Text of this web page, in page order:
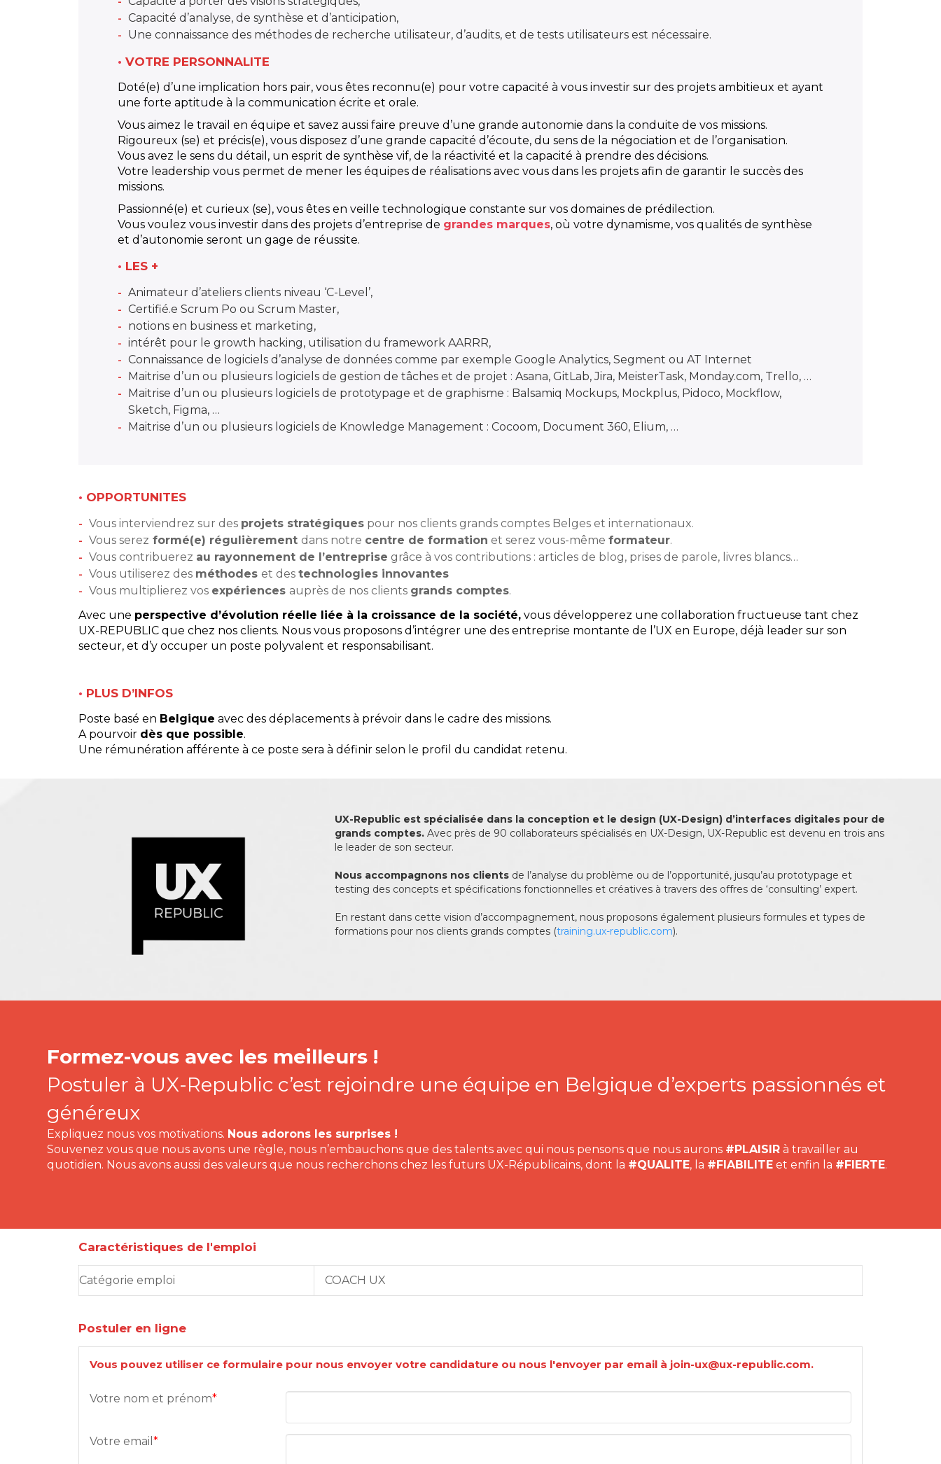
Capacité d’analyse, de synthèse et d’anticipation,
Une connaissance des méthodes de recherche utilisateur, d’audits, et de tests utilisateurs est nécessaire.
• VOTRE PERSONNALITE
Doté(e) d’une implication hors pair, vous êtes reconnu(e) pour votre capacité à vous investir sur des projets ambitieux et ayant
une forte aptitude à la communication écrite et orale.
Vous aimez le travail en équipe et savez aussi faire preuve d’une grande autonomie dans la conduite de vos missions.
Rigoureux (se) et précis(e), vous disposez d’une grande capacité d’écoute, du sens de la négociation et de l’organisation.
Vous avez le sens du détail, un esprit de synthèse vif, de la réactivité et la capacité à prendre des décisions.
Votre leadership vous permet de mener les équipes de réalisations avec vous dans les projets afin de garantir le succès des
missions.
Passionné(e) et curieux (se), vous êtes en veille technologique constante sur vos domaines de prédilection.
Vous voulez vous investir dans des projets d’entreprise de grandes marques, où votre dynamisme, vos qualités de synthèse
et d’autonomie seront un gage de réussite.
• LES +
Animateur d’ateliers clients niveau ‘C-Level’,
Certifié.e Scrum Po ou Scrum Master,
notions en business et marketing,
intérêt pour le growth hacking, utilisation du framework AARRR,
Connaissance de logiciels d’analyse de données comme par exemple Google Analytics, Segment ou AT Internet
Maitrise d’un ou plusieurs logiciels de gestion de tâches et de projet : Asana, GitLab, Jira, MeisterTask, Monday.com, Trello, …
Maitrise d’un ou plusieurs logiciels de prototypage et de graphisme : Balsamiq Mockups, Mockplus, Pidoco, Mockflow,
Sketch, Figma, …
Maitrise d’un ou plusieurs logiciels de Knowledge Management : Cocoom, Document 360, Elium, …
• OPPORTUNITES
Vous interviendrez sur des projets stratégiques pour nos clients grands comptes Belges et internationaux.
Vous serez formé(e) régulièrement dans notre centre de formation et serez vous-même formateur.
Vous contribuerez au rayonnement de l’entreprise grâce à vos contributions : articles de blog, prises de parole, livres blancs…
Vous utiliserez des méthodes et des technologies innovantes
Vous multiplierez vos expériences auprès de nos clients grands comptes.
Avec une perspective d’évolution réelle liée à la croissance de la société, vous développerez une collaboration fructueuse tant chez
UX-REPUBLIC que chez nos clients. Nous vous proposons d’intégrer une des entreprise montante de l’UX en Europe, déjà leader sur son
secteur, et d’y occuper un poste polyvalent et responsabilisant.
• PLUS D’INFOS
Poste basé en Belgique avec des déplacements à prévoir dans le cadre des missions.
A pourvoir dès que possible.
Une rémunération afférente à ce poste sera à définir selon le profil du candidat retenu.
UX-Republic est spécialisée dans la conception et le design (UX-Design) d’interfaces digitales pour de
grands comptes. Avec près de 90 collaborateurs spécialisés en UX-Design, UX-Republic est devenu en trois ans
le leader de son secteur.
Nous accompagnons nos clients de l’analyse du problème ou de l’opportunité, jusqu’au prototypage et
testing des concepts et spécifications fonctionnelles et créatives à travers des offres de ‘consulting’ expert.
En restant dans cette vision d’accompagnement, nous proposons également plusieurs formules et types de
formations pour nos clients grands comptes (training.ux-republic.com).
Formez-vous avec les meilleurs !
Postuler à UX-Republic c’est rejoindre une équipe en Belgique d’experts passionnés et
généreux
Expliquez nous vos motivations. Nous adorons les surprises !
Souvenez vous que nous avons une règle, nous n’embauchons que des talents avec qui nous pensons que nous aurons #PLAISIR à travailler au
quotidien. Nous avons aussi des valeurs que nous recherchons chez les futurs UX-Républicains, dont la #QUALITE, la #FIABILITE et enfin la #FIERTE.
Caractéristiques de l'emploi
Catégorie emploi COACH UX
Postuler en ligne
Vous pouvez utiliser ce formulaire pour nous envoyer votre candidature ou nous l'envoyer par email à join-ux@ux-republic.com.
Votre nom et prénom*
Votre email *